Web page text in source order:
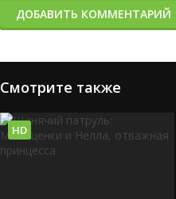
ДОБАВИТЬ КОММЕНТАРИЙ
Смотрите также
HD